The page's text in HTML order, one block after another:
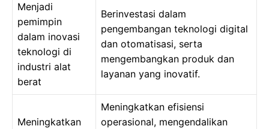
Menjadi
pemimpin
dalam inovasi
teknologi di
industri alat
berat
Berinvestasi dalam
pengembangan teknologi digital
dan otomatisasi, serta
mengembangkan produk dan
layanan yang inovatif.
Meningkatkan
Meningkatkan efisiensi
operasional, mengendalikan